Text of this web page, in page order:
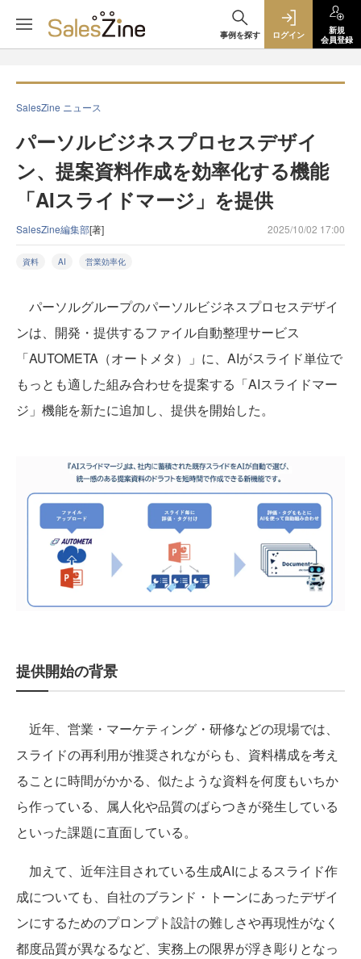
事例を探す ログイン
新規
会員登録
SalesZine ニュース
パーソルビジネスプロセスデザイ
ン、提案資料作成を効率化する機能
「AIスライドマージ」を提供
SalesZine編集部[著] 2025/10/02 17:00
資料 AI 営業効率化
パーソルグループのパーソルビジネスプロセスデザイ
ンは、開発・提供するファイル自動整理サービス
「AUTOMETA（オートメタ）」に、AIがスライド単位で
もっとも適した組み合わせを提案する「AIスライドマー
ジ」機能を新たに追加し、提供を開始した。
提供開始の背景
近年、営業・マーケティング・研修などの現場では、
スライドの再利用が推奨されながらも、資料構成を考え
ることに時間がかかる、似たような資料を何度もいちか
ら作っている、属人化や品質のばらつきが発生している
といった課題に直面している。
加えて、近年注目されている生成AIによるスライド作
成についても、自社のブランド・トーンにあったデザイ
ンにするためのプロンプト設計の難しさや再現性がなく
都度品質が異なるなど、実務上の限界が浮き彫りとなっ